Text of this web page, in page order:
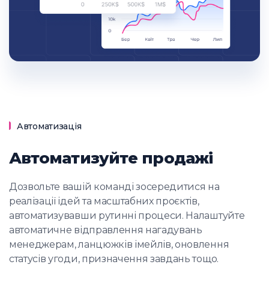
Автоматизація
Автоматизуйте продажі
Дозвольте вашій команді зосередитися на
реалізації ідей та масштабних проєктів,
автоматизувавши рутинні процеси. Налаштуйте
автоматичне відправлення нагадувань
менеджерам, ланцюжків імейлів, оновлення
статусів угоди, призначення завдань тощо.